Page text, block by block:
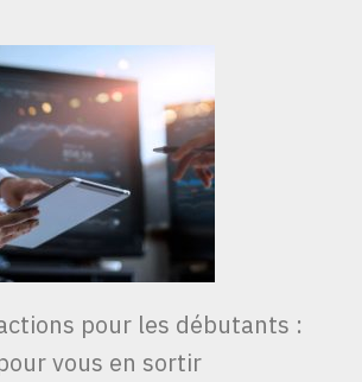
pour les débutants :
vous en sortir